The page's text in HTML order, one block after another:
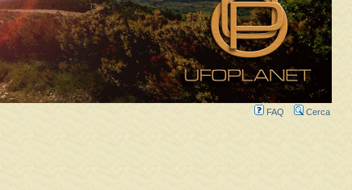
FAQ Cerca